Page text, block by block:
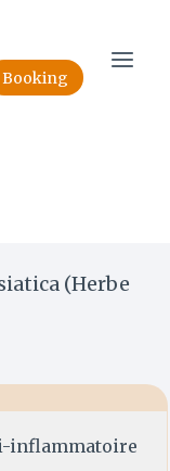
du
(Herbe
inflammatoire
Booking